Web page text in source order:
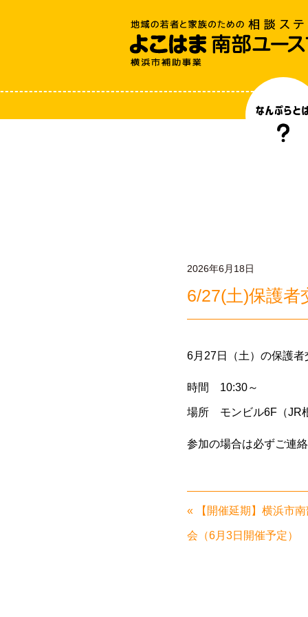
2026年6月18日
6/27(土)保護者
6月27日（土）の保護者
時間 10:30～
場所 モンビル6F（JR
参加の場合は必ずご連
« 【開催延期】横浜市
会（6月3日開催予定）